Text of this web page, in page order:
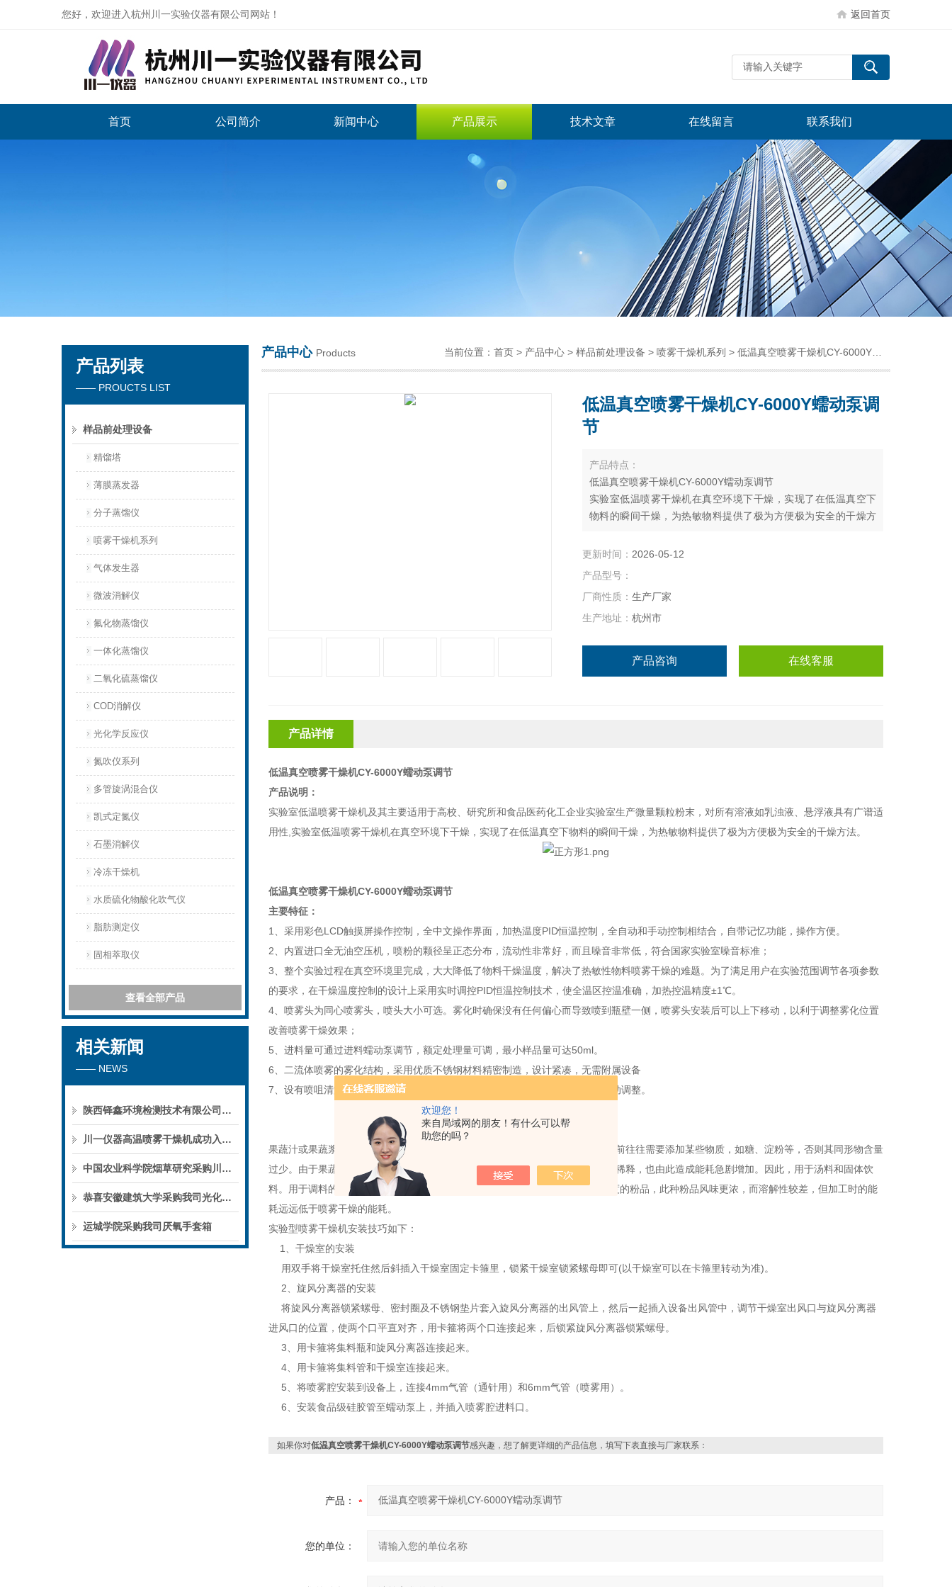
欢迎您！
来自局域网的朋友！有什么可以帮
助您的吗？
您好，欢迎进入杭州川一实验仪器有限公司网站！ 返回首页
杭州川一实验仪器有限公司
首页 公司简介 新闻中心 产品展示 技术文章 在线留言 联系我们
产品列表
—— PROUCTS LIST
样品前处理设备
精馏塔
薄膜蒸发器
分子蒸馏仪
喷雾干燥机系列
气体发生器
微波消解仪
氟化物蒸馏仪
一体化蒸馏仪
二氧化硫蒸馏仪
COD消解仪
光化学反应仪
氮吹仪系列
多管旋涡混合仪
凯式定氮仪
石墨消解仪
冷冻干燥机
水质硫化物酸化吹气仪
脂肪测定仪
固相萃取仪
查看全部产品
相关新闻
—— NEWS
陕西铎鑫环境检测技术有限公司采购我司全自动液液萃取仪
川一仪器高温喷雾干燥机成功入驻鄱阳职业学院，助力职业教育实训平台升级
中国农业科学院烟草研究采购川一仪器喷雾干燥机
恭喜安徽建筑大学采购我司光化学反应仪
运城学院采购我司厌氧手套箱
产品中心 Products 当前位置： 首页 > 产品中心 > 样品前处理设备 > 喷雾干燥机系列 > 低温真空喷雾干燥机CY-6000Y蠕动泵调节
低温真空喷雾干燥机CY-6000Y蠕动泵调
节
产品特点：
低温真空喷雾干燥机CY-6000Y蠕动泵调节
实验室低温喷雾干燥机在真空环境下干燥，实现了在低温真空下
物料的瞬间干燥，为热敏物料提供了极为方便极为安全的干燥方
更新时间： 2026-05-12
产品型号：
厂商性质： 生产厂家
生产地址： 杭州市
产品咨询 在线客服
产品详情
低温真空喷雾干燥机CY-6000Y蠕动泵调节
产品说明：
实验室低温喷雾干燥机及其主要适用于高校、研究所和食品医药化工企业实验室生产微量颗粒粉末，对所有溶液如乳浊液、悬浮液具有广谱适
用性 ,实验室低温喷雾干燥机在真空环境下干燥，实现了在低温真空下物料的瞬间干燥，为热敏物料提供了极为方便极为安全的干燥方法。
低温真空喷雾干燥机CY-6000Y蠕动泵调节
主要特征：
1
、采用彩色LCD触摸屏操作控制，全中文操作界面，加热温度PID恒温控制，全自动和手动控制相结合，自带记忆功能，操作方便。
2 、内置进口全无油空压机，喷粉的颗径呈正态分布，流动性非常好，而且噪音非常低，符合国家实验室噪音标准；
3 、整个实验过程在真空环境里完成，大大降低了物料干燥温度，解决了热敏性物料喷雾干燥的难题。为了满足用户在实验范围调节各项参数
的要求，在干燥温度控制的设计上采用实时调控PID恒温控制技术，使全温区控温准确，加热控温精度±1℃。
4 、喷雾头为同心喷雾头，喷头大小可选。雾化时确保没有任何偏心而导致喷到瓶壁一侧，喷雾头安装后可以上下移动，以利于调整雾化位置
改善喷雾干燥效果；
5 、进料量可通过进料蠕动泵调节，额定处理量可调，最小样品量可达50ml。
6 、二流体喷雾的雾化结构，采用优质不锈钢材料精密制造，设计紧凑，无需附属设备
7 、设有喷咀清洁器（通针），在喷咀被堵塞时，会自动清除，通针的频率可自动调整。
果蔬汁或果蔬浆制粉品可采用喷雾干燥，其制品的速溶性较好。用果蔬汁制粉品前往往需要添加某些物质，如糖、淀粉等，否则其同形物含量
过少。由于果蔬浆在制粉品前，含有大量糖分、果胶等黏性物质，故需将其加水稀释，也由此造成能耗急剧增加。因此，用于汤料和固体饮
料。用于调料的果蔬粉品，可用果蔬干片（湿含量低于4%），磨成符合要求细度的粉品，此种粉品风味更浓，而溶解性较差，但加工时的能
耗远远低于喷雾干燥的能耗。
实验型喷雾干燥机安装技巧如下：
1、干燥室的安装
用双手将干燥室托住然后斜插入干燥室固定卡箍里，锁紧干燥室锁紧螺母即可(以干燥室可以在卡箍里转动为准)。
2、旋风分离器的安装
将旋风分离器锁紧螺母、密封圈及不锈钢垫片套入旋风分离器的出风管上，然后一起插入设备出风管中，调节干燥室出风口与旋风分离器
进风口的位置，使两个口平直对齐，用卡箍将两个口连接起来，后锁紧旋风分离器锁紧螺母。
3、用卡箍将集料瓶和旋风分离器连接起来。
4、用卡箍将集料管和干燥室连接起来。
5、将喷雾腔安装到设备上，连接4mm气管（通针用）和6mm气管（喷雾用）。
6、安装食品级硅胶管至蠕动泵上，并插入喷雾腔进料口。
如果你对低温真空喷雾干燥机CY-6000Y蠕动泵调节感兴趣，想了解更详细的产品信息，填写下表直接与厂家联系：
产品：
您的单位：